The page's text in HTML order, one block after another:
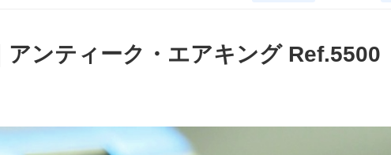
アンティーク・エアキング Ref.5500